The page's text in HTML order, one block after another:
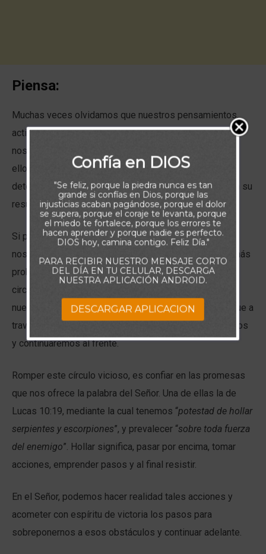
Piensa:
Muchas veces olvidamos que nuestros pensamientos,
actitudes, palabras y acciones hacia los demás y hacia
nosotros mismos, se encuentran conectadas. Y es por
ello que la actitud que asumamos ante cada situación,
determinará en gran medida como nos encontremos en su
resultado final.
Si pensamientos amenazantes, negativos, de angustia
nos acompañan durante una circunstancia adversa, lo más
probable es que terminemos con muchas más
circunstancias negativas, rodeándonos y quitándonos
nuestra paz. Por otra parte, si confiamos en el poder que a
través de Dios tenemos, para resistir, saldremos airosos
y continuaremos al frente.
Romper este círculo vicioso, es confiar en las promesas
que nos ofrece la palabra del Señor. Una de ellas la de
Lucas 10:19, mediante la cual tenemos “potestad de hollar
serpientes y escorpiones”, y prevalecer “sobre toda fuerza
del enemigo”. Hollar significa, pasar por encima, tomar
acciones, emprender pasos y al final resistir.
En el Señor, podemos hacer realidad tales acciones y
acometer con espíritu de victoria los pasos para
sobreponernos a esos obstáculos y continuar adelante.
Confía en DIOS
"Se feliz, porque la piedra nunca es tan
grande si confías en Dios, porque las
injusticias acaban pagándose, porque el dolor
se supera, porque el coraje te levanta, porque
el miedo te fortalece, porque los errores te
hacen aprender y porque nadie es perfecto.
DIOS hoy, camina contigo. Feliz Día."
PARA RECIBIR NUESTRO MENSAJE CORTO
DEL DÍA EN TU CELULAR, DESCARGA
NUESTRA APLICACIÓN ANDROID.
DESCARGAR APLICACION